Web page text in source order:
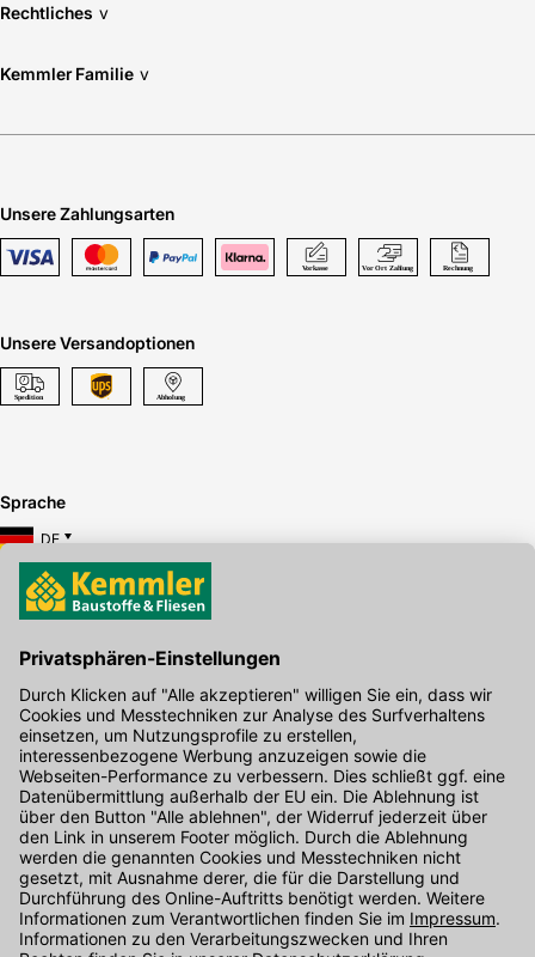
Rechtliches v
Kemmler Familie v
Unsere Zahlungsarten
Unsere Versandoptionen
Sprache
DE
Hier gibt's die kostenlose App
Kontakt
Unser Onlineshop Team ist montags bis freitags von 08:00 - 17:00
Uhr unter der Telefonnummer07071 / 151-151für Sie erreichbar.
Alternativ können Sie unser Kontaktformular nutzen.